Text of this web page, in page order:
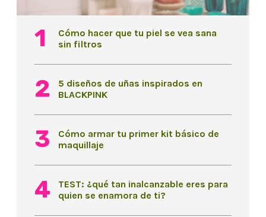
Cómo hacer que tu piel se vea sana
sin filtros
5 diseños de uñas inspirados en
BLACKPINK
Cómo armar tu primer kit básico de
maquillaje
TEST: ¿qué tan inalcanzable eres para
quien se enamora de ti?